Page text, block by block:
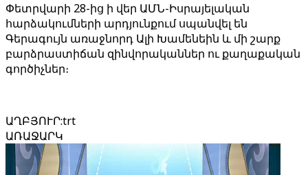
Փետրվարի 28-ից ի վեր ԱՄՆ-Իսրայելական
հարձակումների արդյունքում սպանվել են
Գերագույն առաջնորդ Ալի Խամենեին և մի շարք
բարձրաստիճան զինվորականներ ու քաղաքական
գործիչներ։
ԱՂԲՅՈՒՐ:trt
ԱՌԱՋԱՐԿ